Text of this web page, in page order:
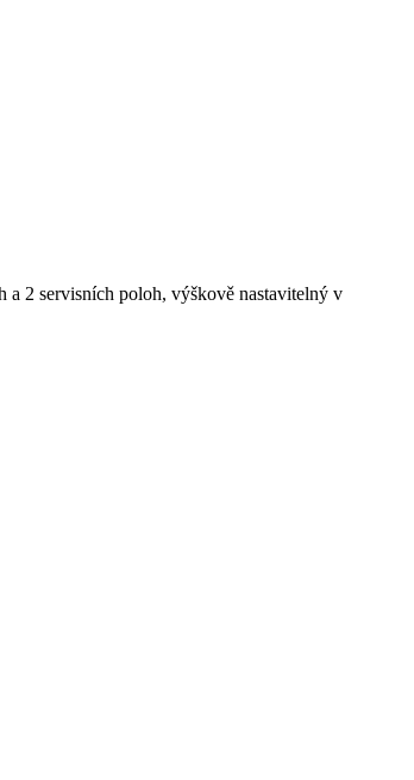
2 servisních poloh, výškově nastavitelný v